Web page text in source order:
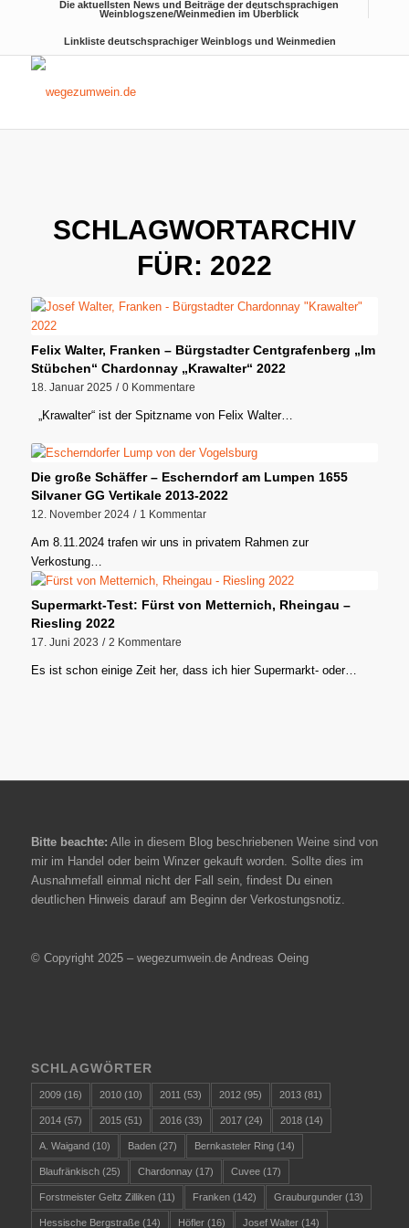
Die aktuellsten News und Beiträge der deutschsprachigen
Weinblogszene/Weinmedien im Überblick
Linkliste deutschsprachiger Weinblogs und Weinmedien
SCHLAGWORTARCHIV
FÜR: 2022
Felix Walter, Franken – Bürgstadter Centgrafenberg „Im
Stübchen“ Chardonnay „Krawalter“ 2022
18. Januar 2025 / 0 Kommentare
„Krawalter“ ist der Spitzname von Felix Walter…
Die große Schäffer – Escherndorf am Lumpen 1655
Silvaner GG Vertikale 2013-2022
12. November 2024 / 1 Kommentar
Am 8.11.2024 trafen wir uns in privatem Rahmen zur
Verkostung…
Supermarkt-Test: Fürst von Metternich, Rheingau –
Riesling 2022
17. Juni 2023 / 2 Kommentare
Es ist schon einige Zeit her, dass ich hier Supermarkt- oder…
Bitte beachte: Alle in diesem Blog beschriebenen Weine sind von
mir im Handel oder beim Winzer gekauft worden. Sollte dies im
Ausnahmefall einmal nicht der Fall sein, findest Du einen
deutlichen Hinweis darauf am Beginn der Verkostungsnotiz.
© Copyright 2025 – wegezumwein.de Andreas Oeing
SCHLAGWÖRTER
2009(16) 2010(10) 2011 (53) 2012(95) 2013(81)
2014(57) 2015(51) 2016(33) 2017(24) 2018(14)
A. Waigand (10) Baden(27) Bernkasteler Ring(14)
Blaufränkisch(25) Chardonnay(17) Cuvee(17)
Forstmeister Geltz Zilliken(11) Franken(142) Grauburgunder(13)
Hessische Bergstraße(14) Höfler(16) Josef Walter(14)